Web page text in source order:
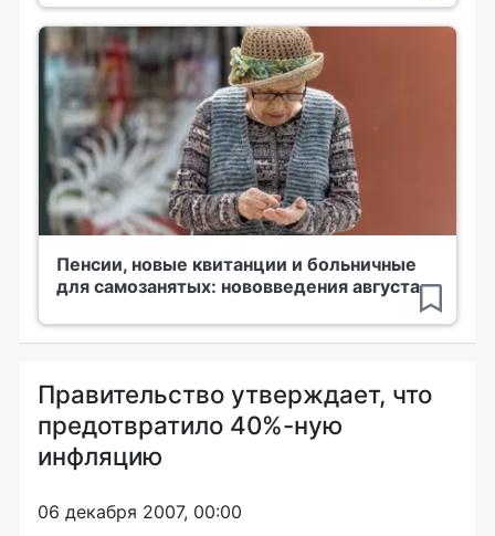
Пенсии, новые квитанции и больничные
для самозанятых: нововведения августа
Правительство утверждает, что
предотвратило 40%-ную
инфляцию
06 декабря 2007, 00:00